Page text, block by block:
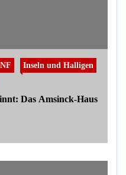
Inseln und Halligen
Das Amsinck-Haus